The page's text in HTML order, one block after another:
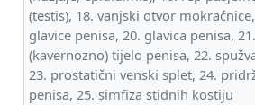
(testis), 18. vanjski otvor
glavice penisa, 20. glavica penisa,
(kavernozno) tijelo penisa, 22.
23. prostatični venski splet, 24.
penisa, 25. simfiza stidnih kostiju